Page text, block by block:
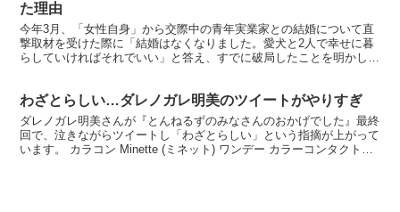
た理由
今年3月、「女性自身」から交際中の青年実業家との結婚について直
撃取材を受けた際に「結婚はなくなりました。愛犬と2人で幸せに暮
らしていければそれでいい」と答え、すでに破局したことを明かして
わざとらしい…ダレノガレ明美のツイートがやりすぎ
ダレノガレ明美さんが『とんねるずのみなさんのおかげでした』最終
回で、泣きながらツイートし「わざとらしい」という指摘が上がって
います。 カラコン Minette (ミネット) ワンデー カラーコンタクトレ